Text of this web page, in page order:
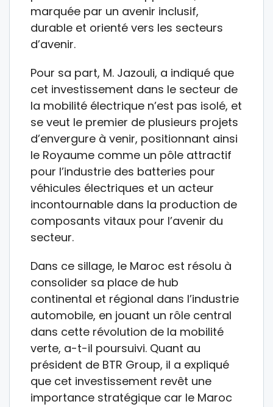
marquée par un avenir inclusif,
durable et orienté vers les secteurs
d’avenir.
Pour sa part, M. Jazouli, a indiqué que
cet investissement dans le secteur de
la mobilité électrique n’est pas isolé, et
se veut le premier de plusieurs projets
d’envergure à venir, positionnant ainsi
le Royaume comme un pôle attractif
pour l’industrie des batteries pour
véhicules électriques et un acteur
incontournable dans la production de
composants vitaux pour l’avenir du
secteur.
Dans ce sillage, le Maroc est résolu à
consolider sa place de hub
continental et régional dans l’industrie
automobile, en jouant un rôle central
dans cette révolution de la mobilité
verte, a-t-il poursuivi. Quant au
président de BTR Group, il a expliqué
que cet investissement revêt une
importance stratégique car le Maroc